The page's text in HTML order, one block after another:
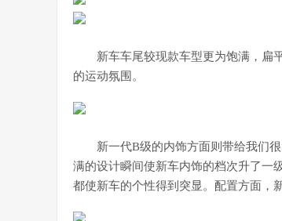
新车车尾较现款车型更为饱满，扁
的运动氛围。
新一代B级的内饰方面则带给我们
满的设计瞬间使新车内饰的档次升了一
都使新车的个性得到突显。配置方面，